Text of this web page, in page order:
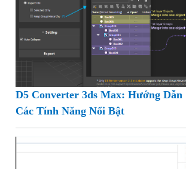
D5 Converter 3ds Max: Hướng
Các Tính Năng Nổi Bật